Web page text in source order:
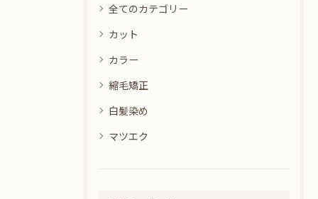
全てのカテゴリー
カット
カラー
縮毛矯正
白髪染め
マツエク